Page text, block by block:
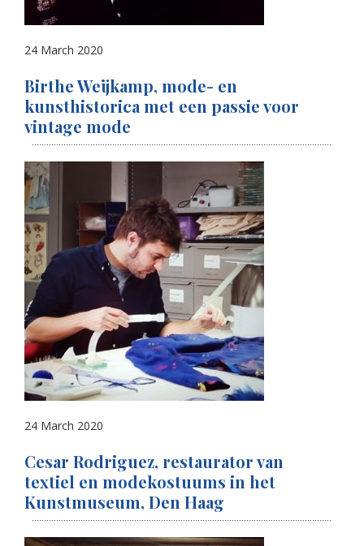
24 March 2020
Birthe Weijkamp, mode- en
kunsthistorica met een passie voor
vintage mode
24 March 2020
Cesar Rodriguez, restaurator van
textiel en modekostuums in het
Kunstmuseum, Den Haag